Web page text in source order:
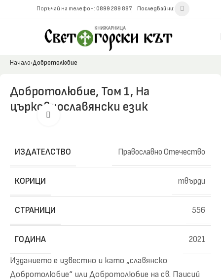
Поръчай на телефон: 0899 289 887 Последвай ни:
Начало Добротолюбие
Добротолюбие, Том 1, На
църковнославянски език
ИЗДАТЕЛСТВО Православно Отечество
КОРИЦИ твърди
СТРАНИЦИ 556
ГОДИНА 2021
Изданието е известно и като „славянско
Добротолюбие“ или Добротолюбие на св. Паисий